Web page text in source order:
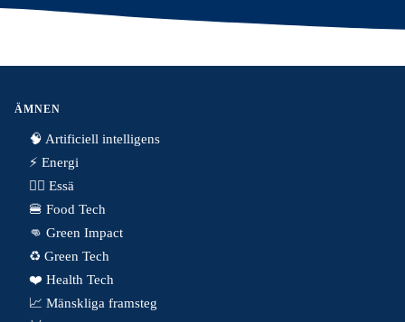
ÄMNEN
🧠 Artificiell intelligens
⚡️ Energi
✍🏼 Essä
🍔 Food Tech
👊 Green Impact
♻️ Green Tech
❤️ Health Tech
📈 Mänskliga framsteg